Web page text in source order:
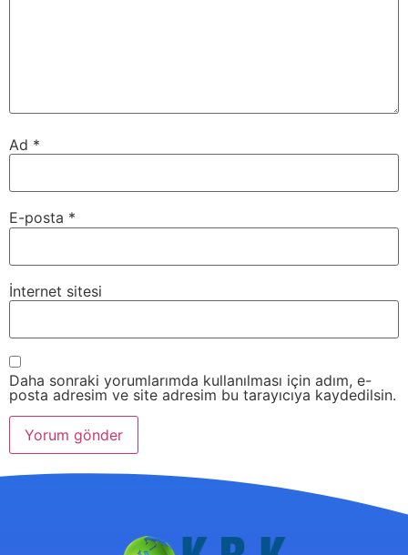
Ad *
E-posta *
İnternet sitesi
Daha sonraki yorumlarımda kullanılması için adım, e-
posta adresim ve site adresim bu tarayıcıya kaydedilsin.